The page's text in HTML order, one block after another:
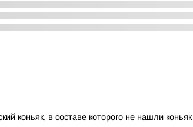
коньяк, в составе которого не нашли коньяк